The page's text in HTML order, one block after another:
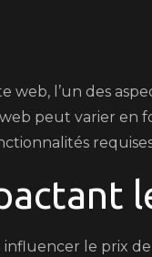
web, l’un des
peut varier
le prix de